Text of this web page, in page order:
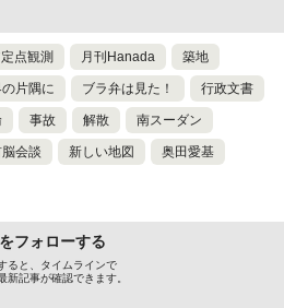
点観測 月刊Hanada 築地
片隅に ブラ弁は見た！ 行政文書
事故 解散 南スーダン
会談 新しい地図 奥田愛基
フォローする
ると、タイムラインで
新記事が確認できます。